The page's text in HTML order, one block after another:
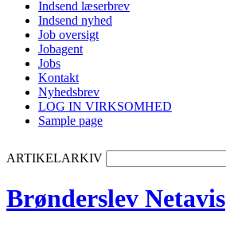
Indsend læserbrev
Indsend nyhed
Job oversigt
Jobagent
Jobs
Kontakt
Nyhedsbrev
LOG IN VIRKSOMHED
Sample page
ARTIKELARKIV
Brønderslev Netavis